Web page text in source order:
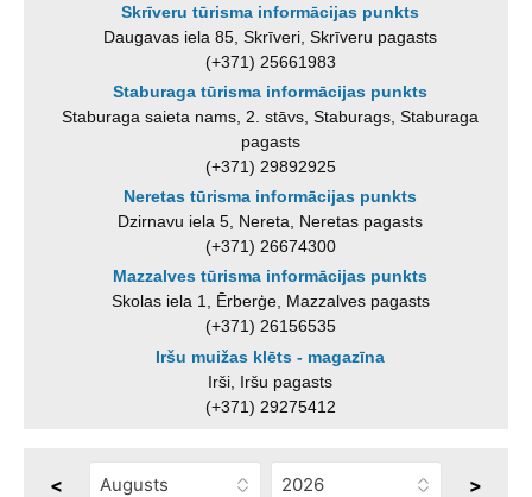
Skrīveru tūrisma informācijas punkts
Daugavas iela 85, Skrīveri, Skrīveru pagasts
(+371) 25661983
Staburaga tūrisma informācijas punkts
Staburaga saieta nams, 2. stāvs, Staburags, Staburaga
pagasts
(+371) 29892925
Neretas tūrisma informācijas punkts
Dzirnavu iela 5, Nereta, Neretas pagasts
(+371) 26674300
Mazzalves tūrisma informācijas punkts
Skolas iela 1, Ērberģe, Mazzalves pagasts
(+371) 26156535
Iršu muižas klēts - magazīna
Irši, Iršu pagasts
(+371) 29275412
< >